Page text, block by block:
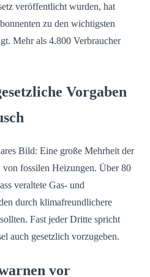
veröffentlicht wurden, hat
zu den wichtigsten
Mehr als 4.800 Verbraucher
Vorgaben
Bild: Eine große Mehrheit der
fossilen Heizungen. Über 80
veraltete Gas- und
durch klimafreundlichere
Fast jeder Dritte spricht
auch gesetzlich vorzugeben.
vor